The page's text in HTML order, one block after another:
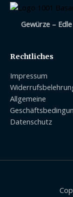
Gewürze –
Rechtliches
Impressum
Allgemeine
Datenschutz